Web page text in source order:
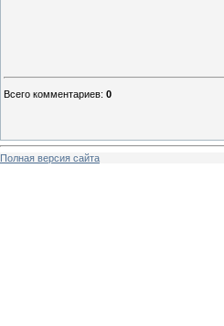
Всего комментариев: 0
Полная версия сайта